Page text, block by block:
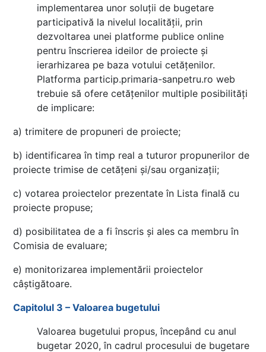
implementarea unor soluții de bugetare
participativă la nivelul localității, prin
dezvoltarea unei platforme publice online
pentru înscrierea ideilor de proiecte și
ierarhizarea pe baza votului cetățenilor.
Platforma particip.primaria-sanpetru.ro web
trebuie să ofere cetățenilor multiple posibilități
de implicare:
a) trimitere de propuneri de proiecte;
b) identificarea în timp real a tuturor propunerilor de
proiecte trimise de cetățeni și/sau organizații;
c) votarea proiectelor prezentate în Lista finală cu
proiecte propuse;
d) posibilitatea de a fi înscris și ales ca membru în
Comisia de evaluare;
e) monitorizarea implementării proiectelor
câștigătoare.
Capitolul 3 – Valoarea bugetului
Valoarea bugetului propus, începând cu anul
bugetar 2020, în cadrul procesului de bugetare